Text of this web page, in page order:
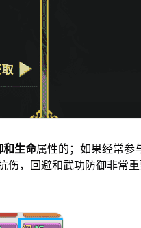
和生命属性的；如果经常参
伤，回避和武功防御非常